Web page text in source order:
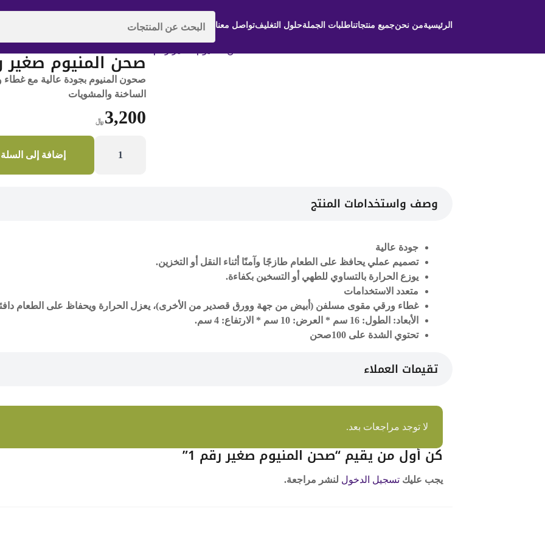
الرئيسيةمن نحنجميع منتجاتناطلبات الجملةحلول التغليفتواصل معنا
صحن المنيوم صغير
صحون المنيوم بجودة عالية مع
الساخنة والمشويات
3,200 ﷼
المنيوم
إضافة إلى السلة
وصف واستخدامات المنتج
جودة عالية
تصميم عملي يحافظ على الطعام طازجًا وآمنًا أثناء النقل أو التخزين.
يوزع الحرارة بالتساوي للطهي أو التسخين بكفاءة.
متعدد الاستخدامات
غطاء ورقي مقوى مسلفن (أبيض من جهة وورق قصدير من الأخرى)، يعزل الحرارة ويحفاظ على الطعام
الأبعاد: الطول: 16 سم * العرض: 10 سم * الارتفاع: 4 سم.
تحتوي الشدة على 100صحن
تقيمات العملاء
لا توجد مراجعات بعد.
كن أول من يقيم “صحن المنيوم صغير رقم 1”
يجب عليك تسجيل الدخول لنشر مراجعة.